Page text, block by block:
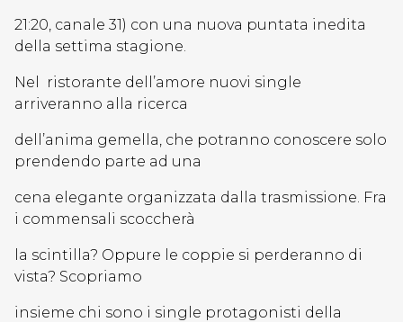
21:20, canale 31) con una nuova puntata inedita
della settima stagione.
Nel ristorante dell’amore nuovi single
arriveranno alla ricerca
dell’anima gemella, che potranno conoscere solo
prendendo parte ad una
cena elegante organizzata dalla trasmissione. Fra
i commensali scoccherà
la scintilla? Oppure le coppie si perderanno di
vista? Scopriamo
insieme chi sono i single protagonisti della